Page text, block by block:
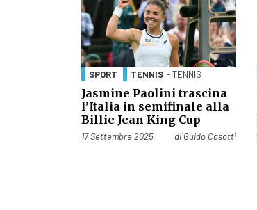
SPORT TENNIS - TENNIS
Jasmine Paolini trascina
l’Italia in semifinale alla
Billie Jean King Cup
Pubblicato il
17 Settembre 2025 di Guido Casotti